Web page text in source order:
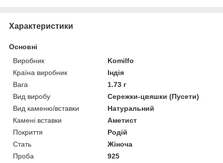
Характеристики
Основні
Виробник
Komilfo
Країна виробник
Індія
Вага
1.73 г
Вид виробу
Сережки-цвяшки (Пусети)
Вид каменю/вставки
Натуральний
Камені вставки
Аметист
Покриття
Родій
Стать
Жіноча
Проба
925